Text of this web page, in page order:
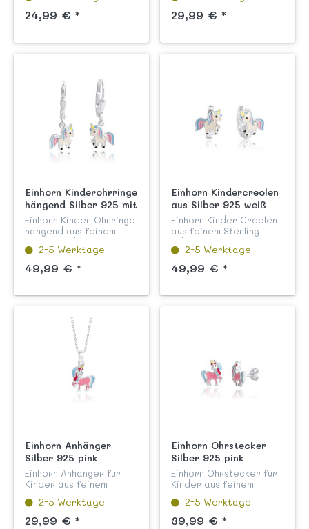
liebevoll von Hand weiß
lackiert aus unserer
24,99 € *
liebevoll von Hand weiß
und bunt lackiert aus
Kollektion "...
29,99 € *
Einhorn Kinderohrringe
hängend Silber 925 mit
Sicherheitsverschluss
weiß handlackiert
Einhorn Kinder Ohrringe
hängend aus feinem
Sterling Silber 925 mit
kindgerechtem
Sicherheitsverschluss,
anlaufgeschützt und
lackiert...
2-5 Werktage
49,99 € *
Einhorn Kindercreolen
aus Silber 925 weiß
handlackiert
Einhorn Kinder Creolen
aus feinem Sterling
Silber 925
anlaufgeschützt, mit
praktischem
Klappscharnier,
und bunt lackiert aus
2-5 Werktage
49,99 € *
Einhorn Anhänger
Silber 925 pink
handlackiert
Einhorn Anhänger für
Kinder aus feinem
anlaufgeschützt,
hochglanzpoliert und
2-5 Werktage
29,99 € *
Einhorn Ohrstecker
Silber 925 pink
handlackiert
Einhorn Ohrstecker für
Kinder aus feinem
rhodiniert liebevoll von
Hand pink lackiert aus
2-5 Werktage
39,99 € *